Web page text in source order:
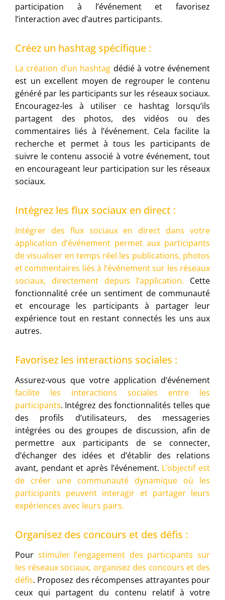
participation à l’événement et favorisez
l’interaction avec d’autres participants.
Créez un hashtag spécifique :
La création d’un hashtag dédié à votre événement
est un excellent moyen de regrouper le contenu
généré par les participants sur les réseaux sociaux.
Encouragez-les à utiliser ce hashtag lorsqu’ils
partagent des photos, des vidéos ou des
commentaires liés à l’événement. Cela facilite la
recherche et permet à tous les participants de
suivre le contenu associé à votre événement, tout
en encourageant leur participation sur les réseaux
sociaux.
Intégrez les flux sociaux en direct :
Intégrer des flux sociaux en direct dans votre
application d’événement permet aux participants
de visualiser en temps réel les publications, photos
et commentaires liés à l’événement sur les réseaux
sociaux, directement depuis l’application. Cette
fonctionnalité crée un sentiment de communauté
et encourage les participants à partager leur
expérience tout en restant connectés les uns aux
autres.
Favorisez les interactions sociales :
Assurez-vous que votre application d’événement
facilite les interactions sociales entre les
participants. Intégrez des fonctionnalités telles que
des profils d’utilisateurs, des messageries
intégrées ou des groupes de discussion, afin de
permettre aux participants de se connecter,
d’échanger des idées et d’établir des relations
avant, pendant et après l’événement. L’objectif est
de créer une communauté dynamique où les
participants peuvent interagir et partager leurs
expériences avec leurs pairs.
Organisez des concours et des défis :
Pour stimuler l’engagement des participants sur
les réseaux sociaux, organisez des concours et des
défis. Proposez des récompenses attrayantes pour
ceux qui partagent du contenu relatif à votre